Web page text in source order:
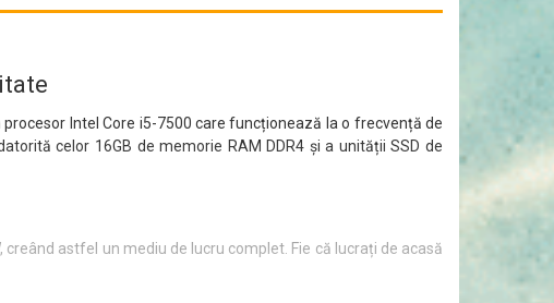
Intel Core i5-7500 care funcționează la o frecvență de
celor 16GB de memorie RAM DDR4 și a unității SSD de
astfel un mediu de lucru complet. Fie că lucrați de acasă